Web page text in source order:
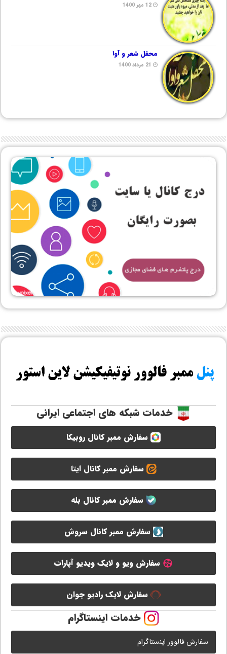
12 مهر 1400
محفل شعر و آوا
21 مرداد 1400
خدمات شبکه های اجتماعی ایرانی
سفارش ممبر کانال روبیکا
سفارش ممبر کانال ایتا
سفارش ممبر کانال بله
سفارش ممبر کانال سروش
سفارش ویو و لایک ویدیو آپارات
سفارش لایک رادیو جوان
خدمات اینستاگرام
سفارش فالوور اینستاگرام